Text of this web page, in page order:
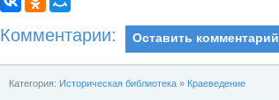
Комментарии: Оставить комментарий
Категория: Историческая библиотека » Краеведение